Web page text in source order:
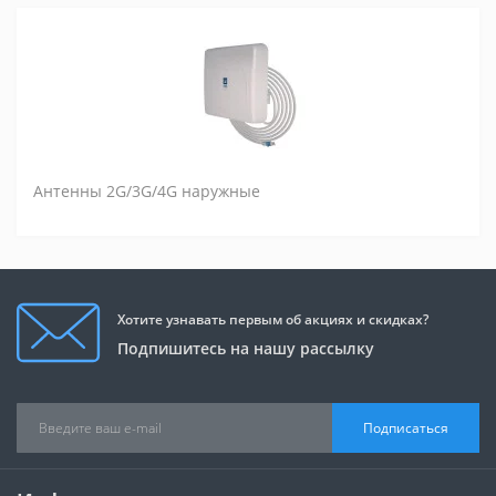
Антенны 2G/3G/4G наружные
Хотите узнавать первым об акциях и скидках?
Подпишитесь на нашу рассылку
Подписаться